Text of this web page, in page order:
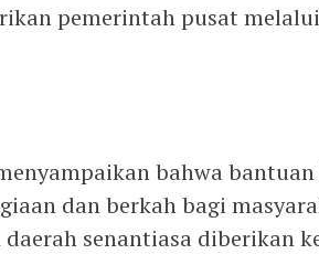
pemerintah pusat
bahwa
dan berkah bagi
senantiasa diberikan